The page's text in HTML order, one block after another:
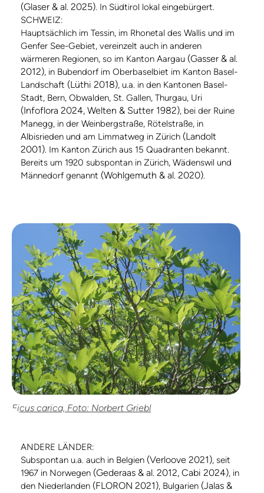
(Glaser & al. 2025). In Südtirol lokal eingebürgert.
SCHWEIZ:
Hauptsächlich im Tessin, im Rhonetal des Wallis und im
Genfer See-Gebiet, vereinzelt auch in anderen
wärmeren Regionen, so im Kanton Aargau (Gasser & al.
2012), in Bubendorf im Oberbaselbiet im Kanton Basel-
Landschaft (Lüthi 2018), u.a. in den Kantonen Basel-
Stadt, Bern, Obwalden, St. Gallen, Thurgau, Uri
(Infoflora 2024, Welten & Sutter 1982), bei der Ruine
Manegg, in der Weinbergstraße, Rötelstraße, in
Albisrieden und am Limmatweg in Zürich (Landolt
2001). Im Kanton Zürich aus 15 Quadranten bekannt.
Bereits um 1920 subspontan in Zürich, Wädenswil und
Männedorf genannt (Wohlgemuth & al. 2020).
Ficus carica, Foto: Norbert Griebl
ANDERE LÄNDER:
Subspontan u.a. auch in Belgien (Verloove 2021), seit
1967 in Norwegen (Gederaas & al. 2012, Cabi 2024), in
den Niederlanden (FLORON 2021), Bulgarien (Jalas &